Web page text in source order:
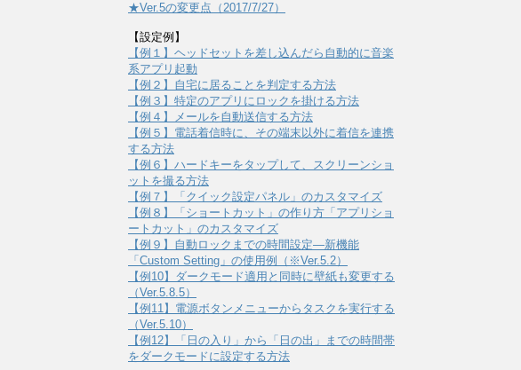
★Ver.5の変更点（2017/7/27）
【設定例】
【例１】ヘッドセットを差し込んだら自動的に音楽
系アプリ起動
【例２】自宅に居ることを判定する方法
【例３】特定のアプリにロックを掛ける方法
【例４】メールを自動送信する方法
【例５】電話着信時に、その端末以外に着信を連携
する方法
【例６】ハードキーをタップして、スクリーンショ
ットを撮る方法
【例７】「クイック設定パネル」のカスタマイズ
【例８】「ショートカット」の作り方「アプリショ
ートカット」のカスタマイズ
【例９】自動ロックまでの時間設定―新機能
「Custom Setting」の使用例（※Ver.5.2）
【例10】ダークモード適用と同時に壁紙も変更する
（Ver.5.8.5）
【例11】電源ボタンメニューからタスクを実行する
（Ver.5.10）
【例12】「日の入り」から「日の出」までの時間帯
をダークモードに設定する方法